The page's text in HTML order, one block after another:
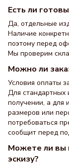
Есть ли
Да, отдельные
Наличие
поэтому перед
Мы проверим
Можно ли
Условия оплаты
Для стандартных
получении, а для
размеров или
потребоваться
сообщит перед
Можете ли вы
эскизу?